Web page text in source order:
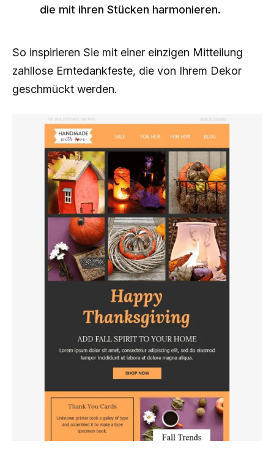
die mit ihren Stücken harmonieren.
So inspirieren Sie mit einer einzigen Mitteilung
zahllose Erntedankfeste, die von Ihrem Dekor
geschmückt werden.